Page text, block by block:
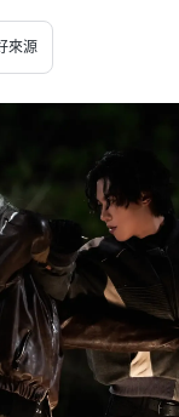
來源